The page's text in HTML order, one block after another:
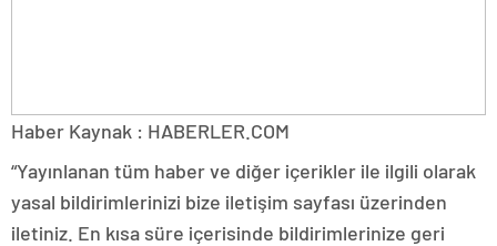
Haber Kaynak : HABERLER.COM
“Yayınlanan tüm haber ve diğer içerikler ile ilgili olarak
yasal bildirimlerinizi bize iletişim sayfası üzerinden
iletiniz. En kısa süre içerisinde bildirimlerinize geri